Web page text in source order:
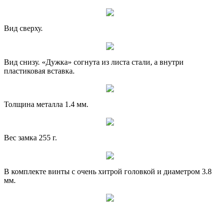
Вид сверху.
Вид снизу. «Дужка» согнута из листа стали, а внутри
пластиковая вставка.
Толщина металла 1.4 мм.
Вес замка 255 г.
В комплекте винты с очень хитрой головкой и диаметром 3.8
мм.